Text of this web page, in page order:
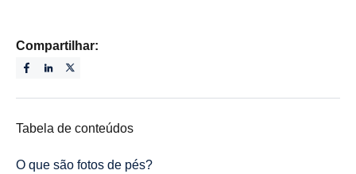
Compartilhar:
Tabela de conteúdos
O que são fotos de pés?